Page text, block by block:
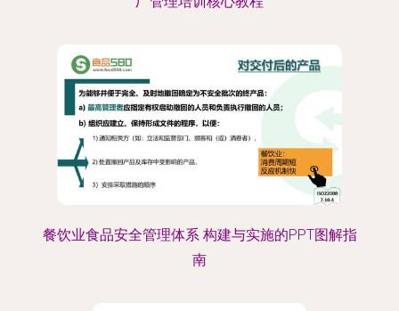
餐饮业食品安全管理体系 构建与实施的PPT图解指
南